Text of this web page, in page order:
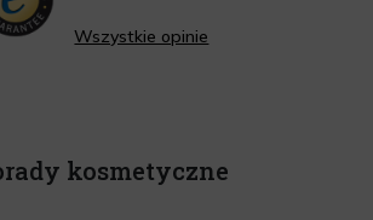
Wszystkie opinie
kosmetyczne